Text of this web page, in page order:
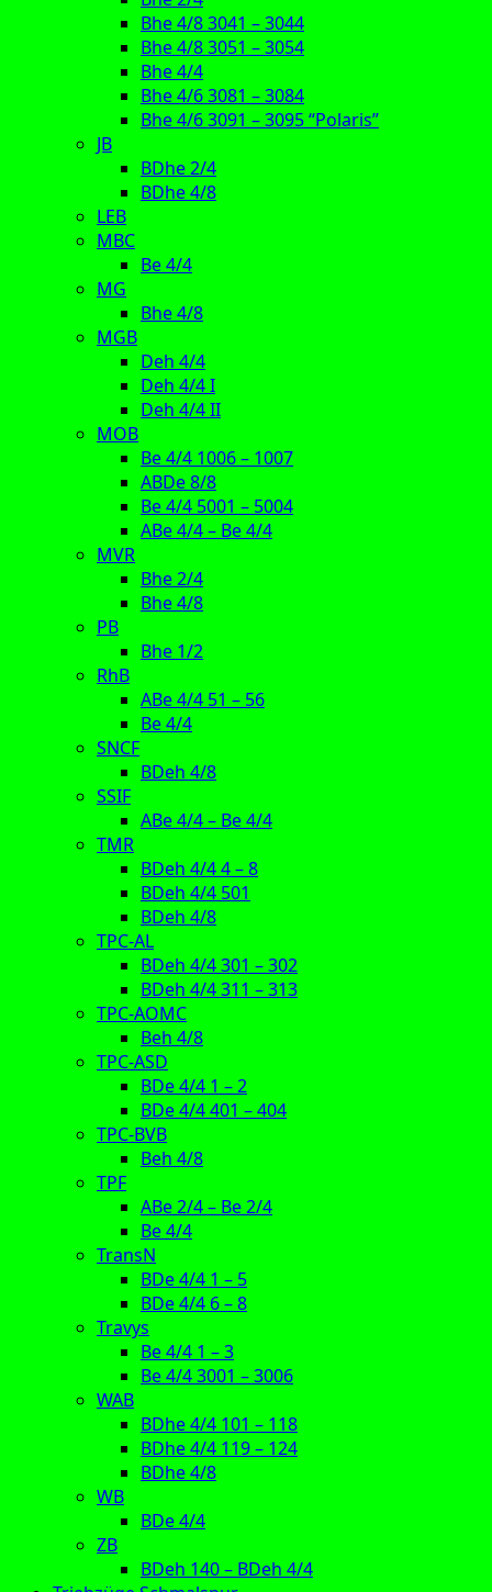
Bhe 4/8 3041 – 3044
Bhe 4/8 3051 – 3054
Bhe 4/4
Bhe 4/6 3081 – 3084
Bhe 4/6 3091 – 3095 “Polaris”
JB
BDhe 2/4
BDhe 4/8
LEB
MBC
Be 4/4
MG
Bhe 4/8
MGB
Deh 4/4
Deh 4/4 I
Deh 4/4 II
MOB
Be 4/4 1006 – 1007
ABDe 8/8
Be 4/4 5001 – 5004
ABe 4/4 – Be 4/4
MVR
Bhe 2/4
Bhe 4/8
PB
Bhe 1/2
RhB
ABe 4/4 51 – 56
Be 4/4
SNCF
BDeh 4/8
SSIF
ABe 4/4 – Be 4/4
TMR
BDeh 4/4 4 – 8
BDeh 4/4 501
BDeh 4/8
TPC-AL
BDeh 4/4 301 – 302
BDeh 4/4 311 – 313
TPC-AOMC
Beh 4/8
TPC-ASD
BDe 4/4 1 – 2
BDe 4/4 401 – 404
TPC-BVB
Beh 4/8
TPF
ABe 2/4 – Be 2/4
Be 4/4
TransN
BDe 4/4 1 – 5
BDe 4/4 6 – 8
Travys
Be 4/4 1 – 3
Be 4/4 3001 – 3006
WAB
BDhe 4/4 101 – 118
BDhe 4/4 119 – 124
BDhe 4/8
WB
BDe 4/4
ZB
BDeh 140 – BDeh 4/4